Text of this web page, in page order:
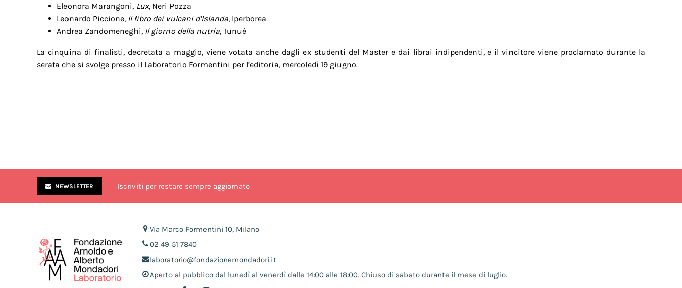
Eleonora Marangoni, Lux, Neri Pozza
Leonardo Piccione, Il libro dei vulcani d’Islanda, Iperborea
Andrea Zandomeneghi, Il giorno della nutria, Tunuè
La cinquina di finalisti, decretata a maggio, viene votata anche dagli ex studenti del Master e dai librai indipendenti, e il vincitore viene proclamato durante la
serata che si svolge presso il Laboratorio Formentini per l’editoria, mercoledì 19 giugno.
NEWSLETTER Iscriviti per restare sempre aggiornato
Via Marco Formentini 10, Milano
02 49 51 7840
laboratorio@fondazionemondadori.it
Aperto al pubblico dal lunedì al venerdì dalle 14:00 alle 18:00. Chiuso di sabato durante il mese di luglio.